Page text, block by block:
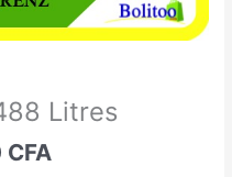
Litres
CFA